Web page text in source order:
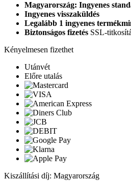
Magyarország: Ingyenes
Ingyenes visszaküldés
Legalább 1 ingyenes
Biztonságos fizetés SSL-
Kényelmesen fizethet
Utánvét
Előre utalás
Kiszállítási díj: Magyarország